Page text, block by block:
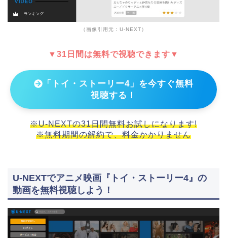
（画像引用元：U-NEXT）
▼31日間は無料で視聴できます▼
「トイ・ストーリー4」を今すぐ無料
視聴する！
※U-NEXTの31日間無料お試しになります!
※無料期間の解約で、料金かかりません
U-NEXTでアニメ映画『トイ・ストーリー4』の
動画を無料視聴しよう！